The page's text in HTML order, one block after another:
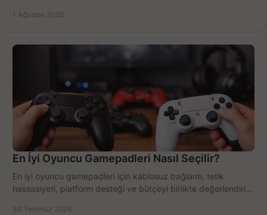
1 Ağustos 2026
En İyi Oyuncu Gamepadleri Nasıl Seçilir?
En iyi oyuncu gamepadleri için kablosuz bağlantı, tetik
hassasiyeti, platform desteği ve bütçeyi birlikte değerlendirin;
30 Temmuz 2026